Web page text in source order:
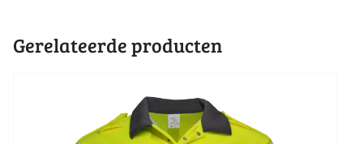
Gerelateerde producten